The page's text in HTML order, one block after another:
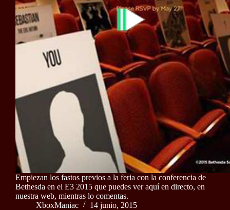
Empiezan los fastos previos a la feria con la conferencia de
Bethesda en el E3 2015 que puedes ver aquí en directo, en
nuestra web, mientras lo comentas.
XboxManiac
14 junio, 2015